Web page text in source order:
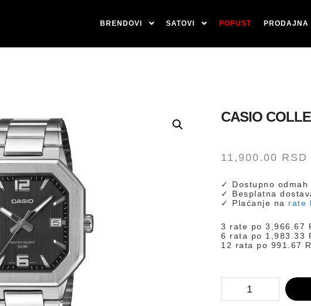
BRENDOVI SATOVI POPUST PRODAJNA
CASIO
11,900.00 RSD
✓ Dostupno odmah
✓ Besplatna
✓ Plaćanje na rate
3 rate po3,966.67
6 rata po 1,983.33
12 rata po 991.67
B195D-
1A